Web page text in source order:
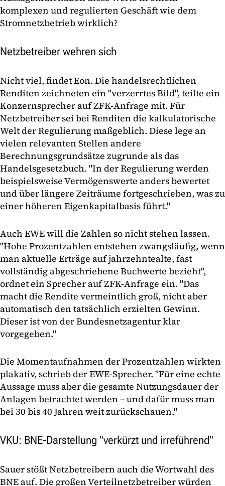
komplexen und regulierten Geschäft wie dem
Stromnetzbetrieb wirklich?
Netzbetreiber wehren sich
Nicht viel, findet Eon. Die handelsrechtlichen
Renditen zeichneten ein "verzerrtes Bild", teilte ein
Konzernsprecher auf ZFK-Anfrage mit. Für
Netzbetreiber sei bei Renditen die kalkulatorische
Welt der Regulierung maßgeblich. Diese lege an
vielen relevanten Stellen andere
Berechnungsgrundsätze zugrunde als das
Handelsgesetzbuch. "In der Regulierung werden
beispielsweise Vermögenswerte anders bewertet
und über längere Zeiträume fortgeschrieben, was zu
einer höheren Eigenkapitalbasis führt."
Auch EWE will die Zahlen so nicht stehen lassen.
"Hohe Prozentzahlen entstehen zwangsläufig, wenn
man aktuelle Erträge auf jahrzehntealte, fast
vollständig abgeschriebene Buchwerte bezieht",
ordnet ein Sprecher auf ZFK-Anfrage ein. "Das
macht die Rendite vermeintlich groß, nicht aber
automatisch den tatsächlich erzielten Gewinn.
Dieser ist von der Bundesnetzagentur klar
vorgegeben."
Die Momentaufnahmen der Prozentzahlen wirkten
plakativ, schrieb der EWE-Sprecher. "Für eine echte
Aussage muss aber die gesamte Nutzungsdauer der
Anlagen betrachtet werden – und dafür muss man
bei 30 bis 40 Jahren weit zurückschauen."
VKU: BNE-Darstellung "verkürzt und irreführend"
Sauer stößt Netzbetreibern auch die Wortwahl des
BNE auf. Die großen Verteilnetzbetreiber würden